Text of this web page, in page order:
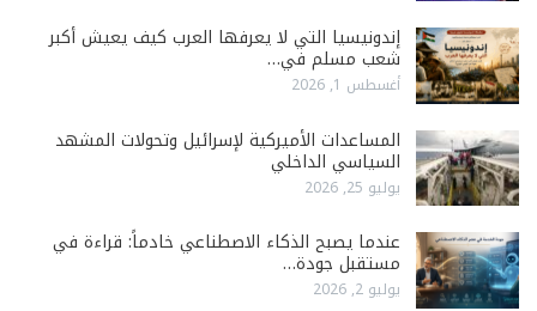
إندونيسيا التي لا يعرفها العرب كيف يعيش أكبر
شعب مسلم في…
أغسطس 1, 2026
المساعدات الأميركية لإسرائيل وتحولات المشهد
السياسي الداخلي
يوليو 25, 2026
عندما يصبح الذكاء الاصطناعي خادماً: قراءة في
مستقبل جودة…
يوليو 2, 2026